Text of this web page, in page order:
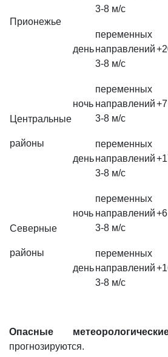
Прионежье
3-8 м/с
день
переменных
направлений
3-8 м/с
Центральные
районы
ночь
переменных
направлений
3-8 м/с
день
переменных
направлений
3-8 м/с
Северные
районы
ночь
переменных
направлений
3-8 м/с
день
переменных
направлений
3-8 м/с
Опасные
прогнозируются.